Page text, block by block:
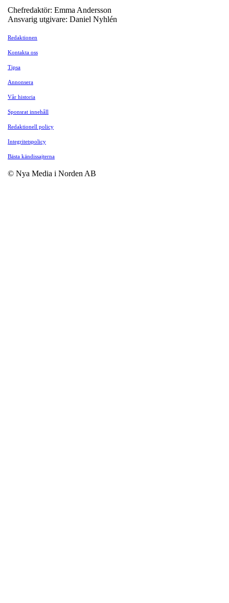
Chefredaktör: Emma Andersson
Ansvarig utgivare: Daniel Nyhlén
Redaktionen
Kontakta oss
Tipsa
Annonsera
Vår historia
Sponsrat innehåll
Redaktionell policy
Integritetspolicy
Bästa kändissajterna
© Nya Media i Norden AB